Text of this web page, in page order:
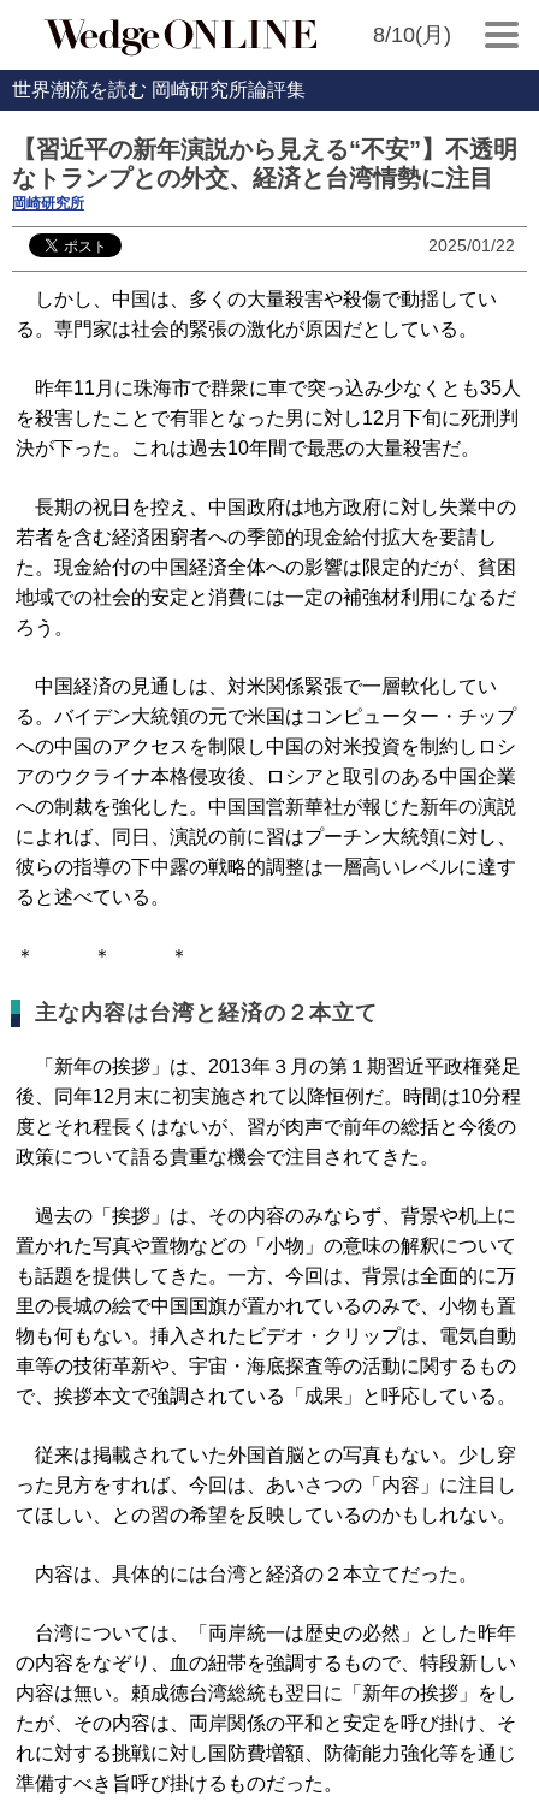
8/10(月)
世界潮流を読む 岡崎研究所論評集
【習近平の新年演説から見える“不安”】不透明
なトランプとの外交、経済と台湾情勢に注目
岡崎研究所
2025/01/22
しかし、中国は、多くの大量殺害や殺傷で動揺してい
る。専門家は社会的緊張の激化が原因だとしている。
昨年11月に珠海市で群衆に車で突っ込み少なくとも35人
を殺害したことで有罪となった男に対し12月下旬に死刑判
決が下った。これは過去10年間で最悪の大量殺害だ。
長期の祝日を控え、中国政府は地方政府に対し失業中の
若者を含む経済困窮者への季節的現金給付拡大を要請し
た。現金給付の中国経済全体への影響は限定的だが、貧困
地域での社会的安定と消費には一定の補強材利用になるだ
ろう。
中国経済の見通しは、対米関係緊張で一層軟化してい
る。バイデン大統領の元で米国はコンピューター・チップ
への中国のアクセスを制限し中国の対米投資を制約しロシ
アのウクライナ本格侵攻後、ロシアと取引のある中国企業
への制裁を強化した。中国国営新華社が報じた新年の演説
によれば、同日、演説の前に習はプーチン大統領に対し、
彼らの指導の下中露の戦略的調整は一層高いレベルに達す
ると述べている。
＊ ＊ ＊
主な内容は台湾と経済の２本立て
「新年の挨拶」は、2013年３月の第１期習近平政権発足
後、同年12月末に初実施されて以降恒例だ。時間は10分程
度とそれ程長くはないが、習が肉声で前年の総括と今後の
政策について語る貴重な機会で注目されてきた。
過去の「挨拶」は、その内容のみならず、背景や机上に
置かれた写真や置物などの「小物」の意味の解釈について
も話題を提供してきた。一方、今回は、背景は全面的に万
里の長城の絵で中国国旗が置かれているのみで、小物も置
物も何もない。挿入されたビデオ・クリップは、電気自動
車等の技術革新や、宇宙・海底探査等の活動に関するもの
で、挨拶本文で強調されている「成果」と呼応している。
従来は掲載されていた外国首脳との写真もない。少し穿
った見方をすれば、今回は、あいさつの「内容」に注目し
てほしい、との習の希望を反映しているのかもしれない。
内容は、具体的には台湾と経済の２本立てだった。
台湾については、「両岸統一は歴史の必然」とした昨年
の内容をなぞり、血の紐帯を強調するもので、特段新しい
内容は無い。頼成徳台湾総統も翌日に「新年の挨拶」をし
たが、その内容は、両岸関係の平和と安定を呼び掛け、そ
れに対する挑戦に対し国防費増額、防衛能力強化等を通じ
準備すべき旨呼び掛けるものだった。